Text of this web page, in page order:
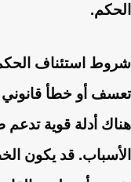
الحكم.
شروط استئناف
تعسف أو خطأ
هناك أدلة قوية
الأسباب. قد يكون